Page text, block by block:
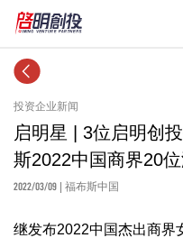
投资企业新闻
启明星 | 3位启明创
斯2022中国商界20
2022/03/09 | 福布斯中国
继发布2022中国杰出商界